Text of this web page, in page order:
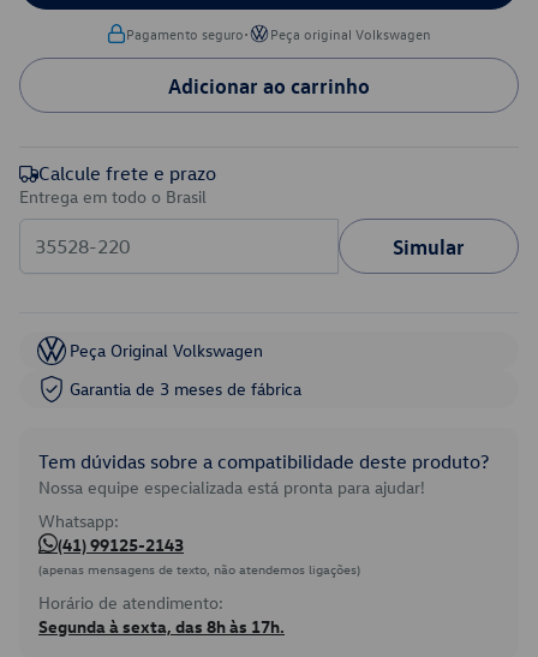
Pagamento seguro• Peça original Volkswagen
Adicionar ao carrinho
Calcule frete e prazo
Entrega em todo o Brasil
Simular
Peça Original Volkswagen
Garantia de 3 meses de fábrica
Tem dúvidas sobre a compatibilidade deste produto?
Nossa equipe especializada está pronta para ajudar!
Whatsapp:
(41) 99125-2143
(apenas mensagens de texto, não atendemos ligações)
Horário de atendimento:
Segunda à sexta, das 8h às 17h.